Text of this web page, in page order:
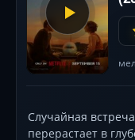
Случайная
перерастает в